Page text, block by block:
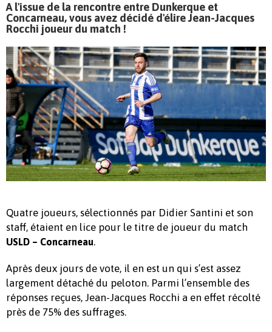
A l'issue de la rencontre entre Dunkerque et
Concarneau, vous avez décidé d'élire Jean-Jacques
Rocchi joueur du match !
Quatre joueurs, sélectionnés par Didier Santini et son
staff, étaient en lice pour le titre de joueur du match
USLD – Concarneau.
Après deux jours de vote, il en est un qui s’est assez
largement détaché du peloton. Parmi l’ensemble des
réponses reçues, Jean-Jacques Rocchi a en effet récolté
près de 75% des suffrages.